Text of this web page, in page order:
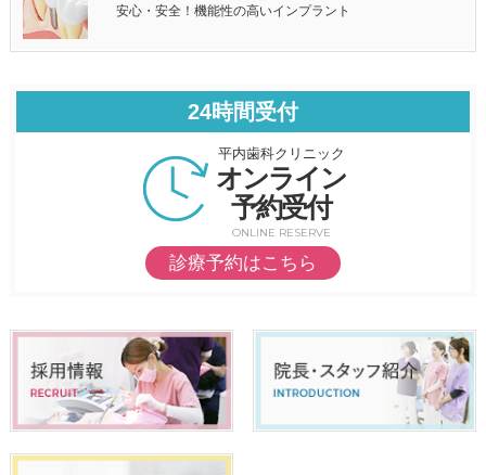
安心・安全！機能性の高いインプラント
24時間受付
平内歯科クリニック
オンライン
予約受付
ONLINE RESERVE
診療予約はこちら